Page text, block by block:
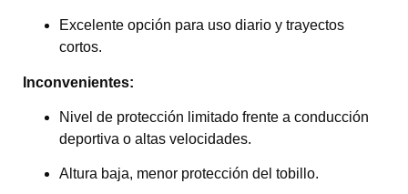
Excelente opción para uso diario y trayectos
cortos.
Inconvenientes:
Nivel de protección limitado frente a conducción
deportiva o altas velocidades.
Altura baja, menor protección del tobillo.